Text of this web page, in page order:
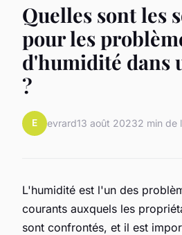
Quelles sont les
pour les
d'humidité dans
?
E evrard13 août 20232 min de
L'humidité est l'un des
courants auxquels les
sont confrontés, et il est